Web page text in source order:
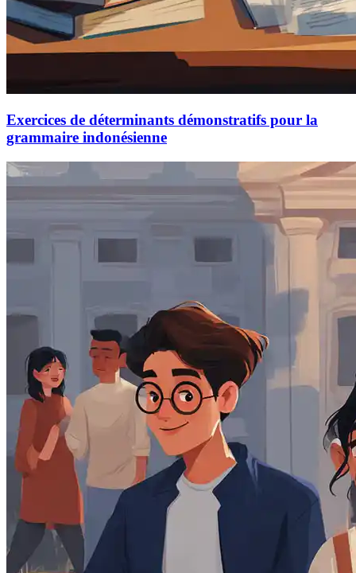
Exercices de déterminants démonstratifs pour la
grammaire indonésienne